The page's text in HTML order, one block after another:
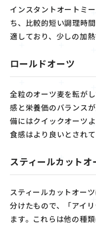
インスタントオートミ
ち、比較的短い調理時
適しており、少しの加
ロールドオーツ
全粒のオーツ麦を転が
感と栄養価のバランス
備にはクイックオーツ
食感はより良いとされて
スティールカットオ
スティールカットオー
分けたもので、「アイ
ます。これらは他の種